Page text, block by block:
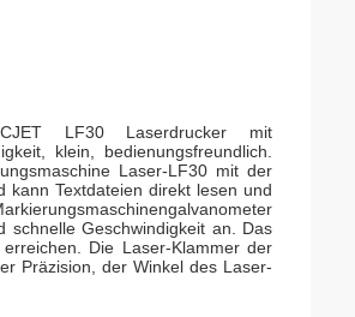
LF30 Laserdrucker mit
klein, bedienungsfreundlich.
Laser-LF30 mit der
kann Textdateien direkt lesen und
schnelle Geschwindigkeit an. Das
Die Laser-Klammer der
Präzision, der Winkel des Laser-